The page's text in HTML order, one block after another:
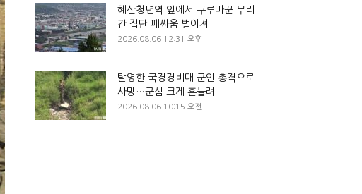
혜산청년역 앞에서 구루마꾼 무리
간 집단 패싸움 벌어져
2026.08.06 12:31 오후
탈영한 국경경비대 군인 총격으로
사망…군심 크게 흔들려
2026.08.06 10:15 오전